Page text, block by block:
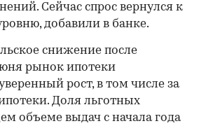
Сейчас спрос вернулся к
добавили в банке.
снижение после
рынок ипотеки
рост, в том числе за
Доля льготных
объеме выдач с начала года